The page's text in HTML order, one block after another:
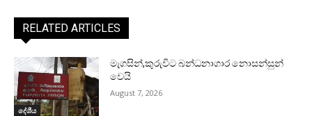
RELATED ARTICLES
දේශීය
මැගසින්,කුරුවිට බන්ධනාගාර නොසන්සුන්
වෙයි
August 7, 2026